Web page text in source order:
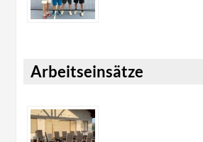
Arbeitseinsätze